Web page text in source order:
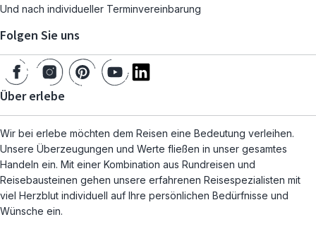
Und nach individueller Terminvereinbarung
Folgen Sie uns
Über erlebe
Wir bei erlebe möchten dem Reisen eine Bedeutung verleihen.
Unsere Überzeugungen und Werte fließen in unser gesamtes
Handeln ein. Mit einer Kombination aus Rundreisen und
Reisebausteinen gehen unsere erfahrenen Reisespezialisten mit
viel Herzblut individuell auf Ihre persönlichen Bedürfnisse und
Wünsche ein.